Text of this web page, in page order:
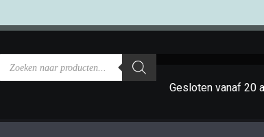
Gesloten vanaf 20